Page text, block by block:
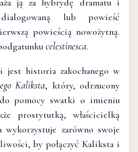
ją za hybrydę dramatu i
lub powieść
powieścią nowożytną.
celestinesca.
jest historia zakochanego w
Kaliksta, który, odrzucony
pomocy swatki o imieniu
prostytutką, właścicielką
zarówno swoje
by połączyć Kaliksta i